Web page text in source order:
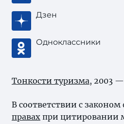
Дзен
Одноклассники
Тонкости туризма, 2003
В соответствии с законом
правах при цитировании